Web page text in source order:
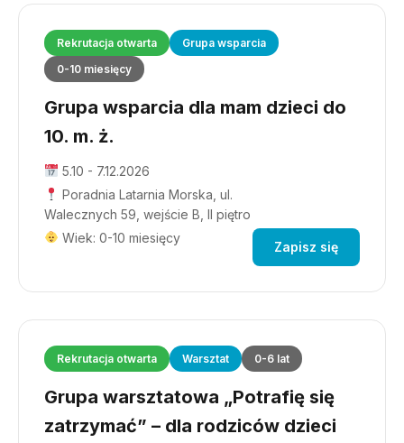
Rekrutacja otwarta
Grupa wsparcia
0-10 miesięcy
Grupa wsparcia dla mam dzieci do
10. m. ż.
5.10 - 7.12.2026
Poradnia Latarnia Morska, ul.
Walecznych 59, wejście B, II piętro
Wiek: 0-10 miesięcy
Zapisz się
Rekrutacja otwarta Warsztat 0-6 lat
Grupa warsztatowa „Potrafię się
zatrzymać” – dla rodziców dzieci